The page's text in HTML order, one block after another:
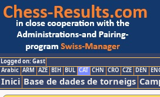
Logged on: Gast
Arabic ARM AZE BIH BUL CAT CHN CRO CZE DEN
Inici Base de dades de torneigs